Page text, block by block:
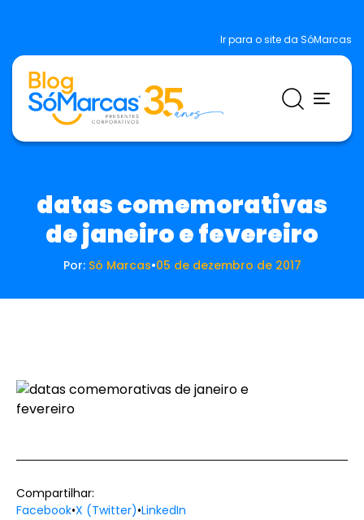
Ir para o site da SóMarcas
datas comemorativas
de janeiro e fevereiro
Por: Só Marcas•05 de dezembro de 2017
Compartilhar:
Facebook•X (Twitter)•LinkedIn